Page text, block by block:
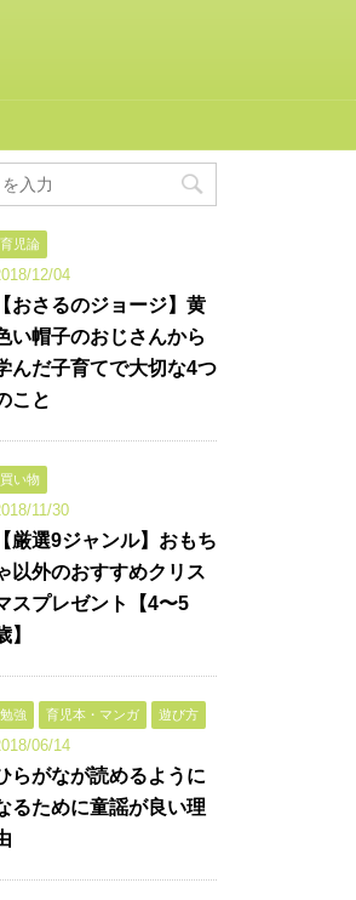
育児論
12/04
【おさるのジョージ】黄
い帽子のおじさんから
んだ子育てで大切な4つ
こと
買い物
11/30
【厳選9ジャンル】おもち
以外のおすすめクリス
スプレゼント【4〜5
】
勉強 育児本・マンガ 遊び方
06/14
らがなが読めるように
るために童謡が良い理